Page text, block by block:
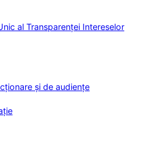
al Transparenței Intereselor
și de audiențe